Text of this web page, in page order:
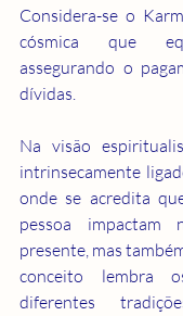
Considera-se o
cósmica que
assegurando o
dívidas.
Na visão
intrinsecamente
onde se acredita
pessoa
presente, mas
conceito lembra
diferentes